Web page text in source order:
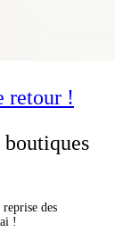
retour !
boutiques
des
!